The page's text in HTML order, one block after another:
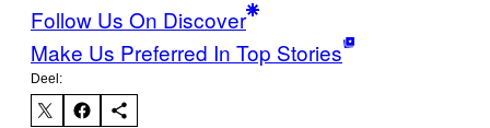
Follow Us On Discover
Make Us Preferred In Top Stories
Deel: